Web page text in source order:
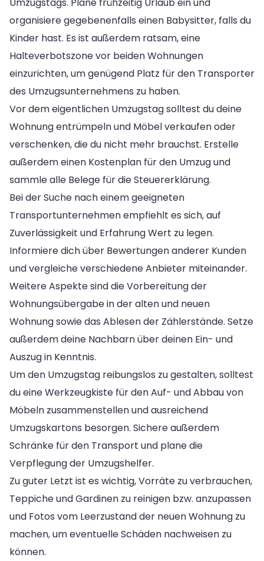
organisiere gegebenenfalls einen Babysitter, falls du
Kinder hast. Es ist außerdem ratsam, eine
Halteverbotszone vor beiden Wohnungen
einzurichten, um genügend Platz für den Transporter
des Umzugsunternehmens zu haben.
Vor dem eigentlichen Umzugstag solltest du deine
Wohnung entrümpeln und Möbel verkaufen oder
verschenken, die du nicht mehr brauchst. Erstelle
außerdem einen Kostenplan für den Umzug und
sammle alle Belege für die Steuererklärung.
Bei der Suche nach einem geeigneten
Transportunternehmen empfiehlt es sich, auf
Zuverlässigkeit und Erfahrung Wert zu legen.
Informiere dich über Bewertungen anderer Kunden
und vergleiche verschiedene Anbieter miteinander.
Weitere Aspekte sind die Vorbereitung der
Wohnungsübergabe in der alten und neuen
Wohnung sowie das Ablesen der Zählerstände. Setze
außerdem deine Nachbarn über deinen Ein- und
Auszug in Kenntnis.
Um den Umzugstag reibungslos zu gestalten, solltest
du eine Werkzeugkiste für den Auf- und Abbau von
Möbeln zusammenstellen und ausreichend
Umzugskartons besorgen. Sichere außerdem
Schränke für den Transport und plane die
Verpflegung der Umzugshelfer.
Zu guter Letzt ist es wichtig, Vorräte zu verbrauchen,
Teppiche und Gardinen zu reinigen bzw. anzupassen
und Fotos vom Leerzustand der neuen Wohnung zu
machen, um eventuelle Schäden nachweisen zu
können.